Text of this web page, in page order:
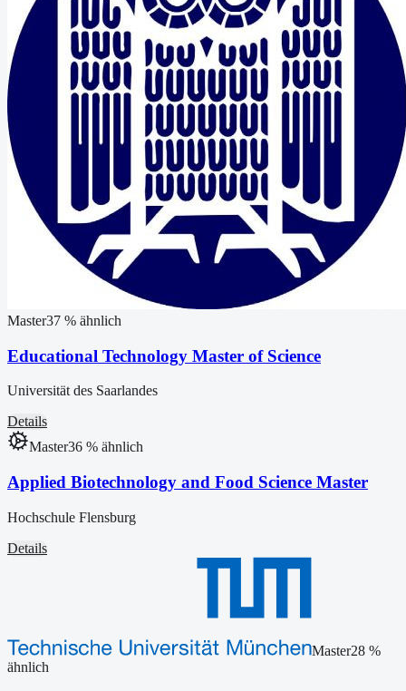
Master37 % ähnlich
Educational Technology Master of Science
Universität des Saarlandes
Details
Master36 % ähnlich
Applied Biotechnology and Food Science Master
Hochschule Flensburg
Details
Master28 %
ähnlich